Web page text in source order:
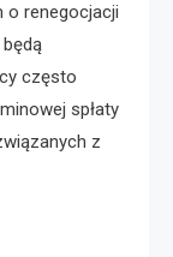
o renegocjacji
często
spłaty
z